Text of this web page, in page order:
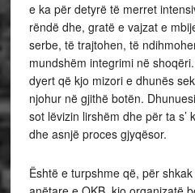
e ka për detyrë të merret
rëndë dhe, gratë e vajzat e
serbe, të trajtohen, të
mundshëm integrimi në
dyert që kjo mizori e dhunës
njohur në gjithë botën.
sot lëvizin lirshëm dhe për ta s’
dhe asnjë proces gjyqësor.
Është e turpshme që, për